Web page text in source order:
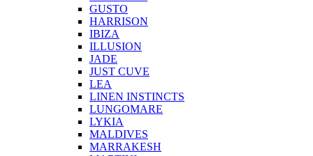
GUSTO
HARRISON
IBIZA
ILLUSION
JADE
JUST CUVE
LEA
LINEN INSTINCTS
LUNGOMARE
LYKIA
MALDIVES
MARRAKESH